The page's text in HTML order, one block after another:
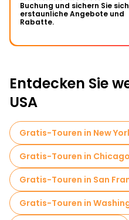
Buchung und sichern Sie sich
erstaunliche Angebote und
Rabatte.
Entdecken Sie
USA
Gratis-Touren in New
Gratis-Touren in Chicago
Gratis-Touren in San
Gratis-Touren in